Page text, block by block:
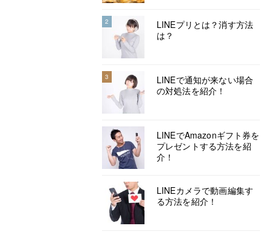
2
LINEプリとは？消す方法
は？
3
LINEで通知が来ない場合
の対処法を紹介！
LINEでAmazonギフト券を
プレゼントする方法を紹
介！
LINEカメラで動画編集す
る方法を紹介！